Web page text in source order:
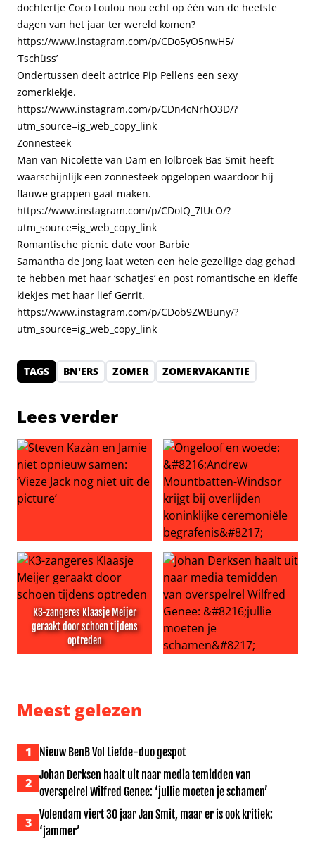
dochtertje Coco Loulou nou echt op één van de heetste
dagen van het jaar ter wereld komen?
https://www.instagram.com/p/CDo5yO5nwH5/
‘Tschüss’
Ondertussen deelt actrice Pip Pellens een sexy
zomerkiekje.
https://www.instagram.com/p/CDn4cNrhO3D/?
utm_source=ig_web_copy_link
Zonnesteek
Man van Nicolette van Dam en lolbroek Bas Smit heeft
waarschijnlijk een zonnesteek opgelopen waardoor hij
flauwe grappen gaat maken.
https://www.instagram.com/p/CDolQ_7lUcO/?
utm_source=ig_web_copy_link
Romantische picnic date voor Barbie
Samantha de Jong laat weten een hele gezellige dag gehad
te hebben met haar ‘schatjes’ en post romantische en kleffe
kiekjes met haar lief Gerrit.
https://www.instagram.com/p/CDob9ZWBuny/?
utm_source=ig_web_copy_link
TAGS BN'ERS ZOMER ZOMERVAKANTIE
Lees verder
Steven Kazàn en Jamie niet opnieuw samen: ‘Vieze Jack
Ongeloof en woede:
K3-zangeres Klaasje Meijer
geraakt door schoen tijdens
optreden
Meest gelezen
1 Nieuw BenB Vol Liefde-duo gespot
2
Johan Derksen haalt uit naar media temidden van
overspelrel Wilfred Genee: ‘jullie moeten je schamen’
3
Volendam viert 30 jaar Jan Smit, maar er is ook kritiek:
‘jammer’